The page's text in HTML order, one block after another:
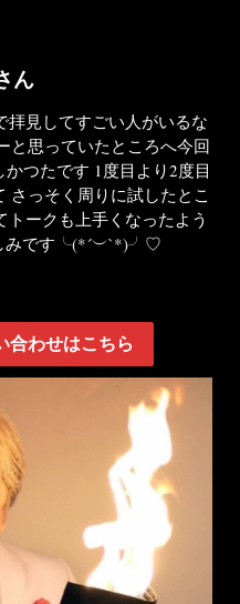
ん
拝見してすごい人がいるな
と思っていたところへ今回
つたです 1度目より2度目
さっそく周りに試したとこ
ークも上手くなったよう
みです╰(*´︶`*)╯♡
合わせはこちら